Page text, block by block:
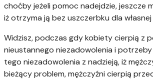
choćby jeżeli pomoc nadejdzie, jeszcze
iż otrzyma ją bez uszczerbku dla
Widzisz, podczas gdy kobiety cierpią z
nieustannego niezadowolenia i potrzeby
tego niezadowolenia z nadzieją, iż
bieżący problem, mężczyźni cierpią